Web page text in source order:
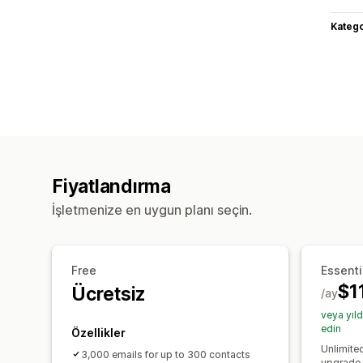
Fiyatlandırma
İşletmenize en uygun planı seçin.
Free
Ücretsiz
Özellikler
3,000 emails for up to 300 contacts
/ay
veya
edin